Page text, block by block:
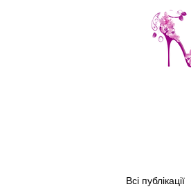
Всі публікації